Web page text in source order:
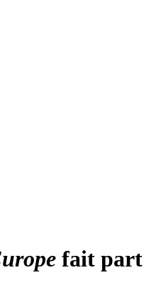
fait part